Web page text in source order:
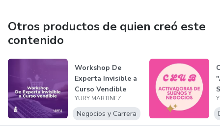
de&nbsp;Pasión&nbsp;Mentora de Vida y Negocios,
estudio de técnicas de autoconocimiento
como&nbsp;tapping, aformaciones y meditación . Me estoy
preparando como&nbsp;coaching y maestra de meditación,
y me dedico a recordar a las mujeres que desean Soñar,
Transformar, Amar y Reinventar sus vidas para emprender
o vivir en felicidad y tranquilidad ACEPTANDOSEN TAL Y
COMO SON.
Otros productos de quien creó este
contenido
Workshop De
Experta Invisible a
Curso Vendible
YURY MARTINEZ
Negocios y Carrera